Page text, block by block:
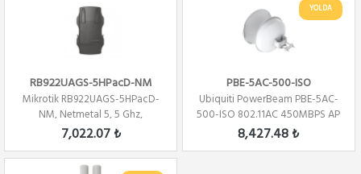
RB922UAGS-5HPacD-NM
Mikrotik RB922UAGS-5HPacD-
NM, Netmetal 5, 5 Ghz,
802.11ac, 2x2 Mim...
7,022.07 ₺
YOLDA
PBE-5AC-500-ISO
Ubiquiti PowerBeam PBE-5AC-
500-ISO 802.11AC 450MBPS AP
8,427.48 ₺